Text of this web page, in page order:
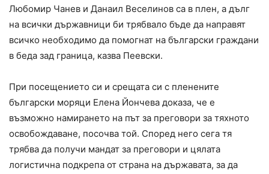
Любомир Чанев и Данаил Веселинов са в плен, а дълг
на всички държавници би трябвало бъде да направят
всичко необходимо да помогнат на български граждани
в беда зад граница, казва Пеевски.
При посещението си и срещата си с пленените
български моряци Елена Йончева доказа, че е
възможно намирането на път за преговори за тяхното
освобождаване, посочва той. Според него сега тя
трябва да получи мандат за преговори и цялата
логистична подкрепа от страна на държавата, за да